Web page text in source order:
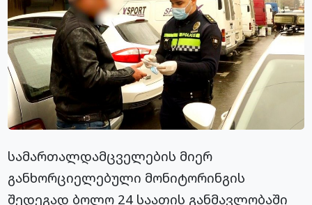
სამართალდამცველების მიერ
განხორციელებული მონიტორინგის
შედეგად ბოლო 24 საათის განმავლობაში